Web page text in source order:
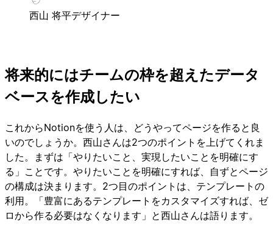
西山 将平デザイナー
将来的にはチームの枠を超えたデータ
ベースを作成したい
これからNotionを使う人は、どうやってページを作ると良
いのでしょうか。西山さんは2つのポイントを上げてくれま
した。まずは「やりたいこと、実現したいことを明確にす
る」ことです。やりたいことを明確にすれば、自ずとページ
の構成は決まります。2つ目のポイントは、テンプレートの
利用。「豊富にあるテンプレートをカスタマイズすれば、ゼ
ロから作る必要はなくなります」と西山さんは語ります。